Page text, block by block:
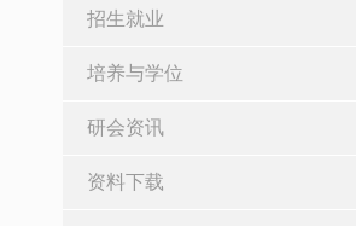
招生就业
培养与学位
研会资讯
资料下载